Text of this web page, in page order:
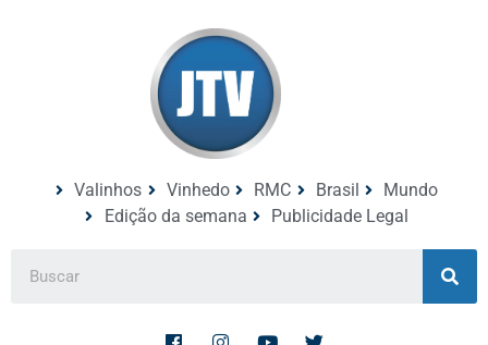
Valinhos Vinhedo RMC Brasil
Mundo
Edição da semana
Publicidade Legal